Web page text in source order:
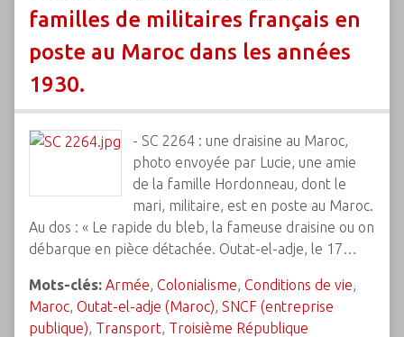
familles de militaires français en
poste au Maroc dans les années
1930.
- SC 2264 : une draisine au Maroc,
photo envoyée par Lucie, une amie
de la famille Hordonneau, dont le
mari, militaire, est en poste au Maroc.
Au dos : « Le rapide du bleb, la fameuse draisine ou on
débarque en pièce détachée. Outat-el-adje, le 17…
Mots-clés: Armée, Colonialisme, Conditions de vie,
Maroc, Outat-el-adje (Maroc), SNCF (entreprise
publique), Transport, Troisième République